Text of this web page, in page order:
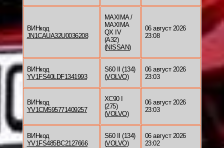
ВИНкод
JN1CAUA32U0036208
MAXIMA /
MAXIMA
QX IV
(A32)
(NISSAN)
06 август 2026
23:08
ВИНкод
YV1FS40LDF1341993
S60 II (134)
(VOLVO)
06 август 2026
23:03
ВИНкод
YV1CM595771409257
XC90 I
(275)
(VOLVO)
06 август 2026
23:03
ВИНкод
YV1FS485BC2127666
S60 II (134)
(VOLVO)
06 август 2026
23:02